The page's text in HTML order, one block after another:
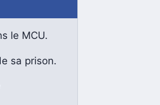
le MCU.
sa prison.